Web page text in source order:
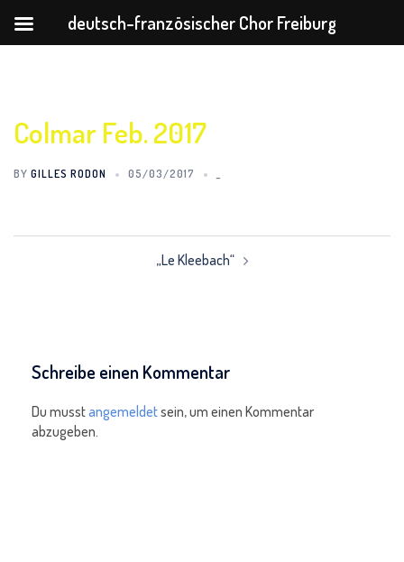
Colmar Feb. 2017
BY GILLES RODON 05/03/2017
Beitrags-
„Le Kleebach“
Schreibe einen Kommentar
Du musstangemeldetsein, um einen Kommentar
abzugeben.
deutsch-französischer Chor Freiburg